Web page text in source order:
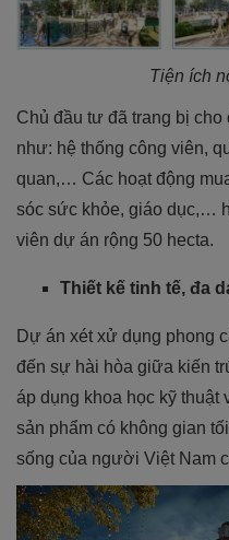
Tiện ích
Chủ đầu tư đã trang bị
như: hệ thống công viên,
quan,… Các hoạt động
sóc sức khỏe, giáo dục,…
viên dự án rộng 50 hecta.
Thiết kế tinh tế, đa
Dự án xét xử dụng phong
đến sự hài hòa giữa kiến
áp dụng khoa học kỹ thuật
sản phẩm có không gian
sống của người Việt Nam